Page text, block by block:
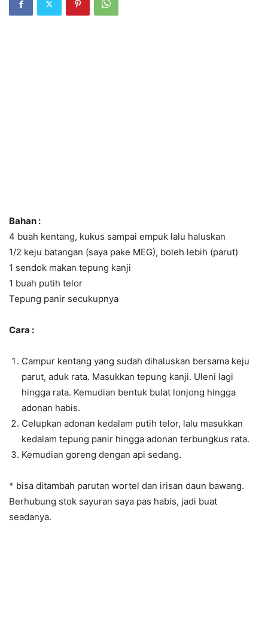
Bahan :
4 buah kentang, kukus sampai empuk lalu haluskan
1/2 keju batangan (saya pake MEG), boleh lebih (parut)
1 sendok makan tepung kanji
1 buah putih telor
Tepung panir secukupnya
Cara :
Campur kentang yang sudah dihaluskan bersama keju
parut, aduk rata. Masukkan tepung kanji. Uleni lagi
hingga rata. Kemudian bentuk bulat lonjong hingga
adonan habis.
Celupkan adonan kedalam putih telor, lalu masukkan
kedalam tepung panir hingga adonan terbungkus rata.
Kemudian goreng dengan api sedang.
* bisa ditambah parutan wortel dan irisan daun bawang.
Berhubung stok sayuran saya pas habis, jadi buat
seadanya.